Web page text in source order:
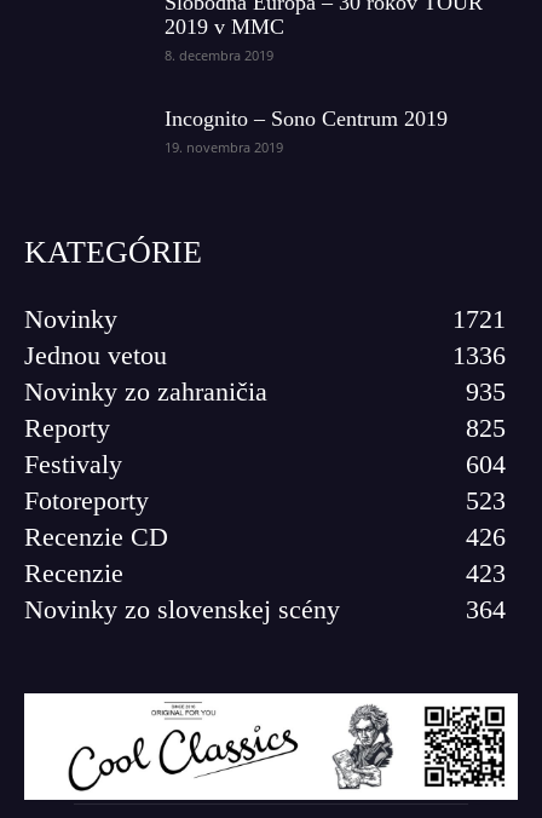
2019 v MMC
8. decembra 2019
Incognito – Sono Centrum 2019
19. novembra 2019
KATEGÓRIE
Novinky
1721
Jednou vetou
1336
Novinky zo zahraničia
935
Reporty
825
Festivaly
604
Fotoreporty
523
Recenzie CD
426
Recenzie
423
Novinky zo slovenskej scény
364